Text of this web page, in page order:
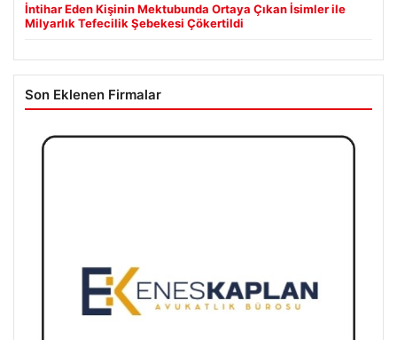
İntihar Eden Kişinin Mektubunda Ortaya Çıkan İsimler ile
Milyarlık Tefecilik Şebekesi Çökertildi
Son Eklenen Firmalar